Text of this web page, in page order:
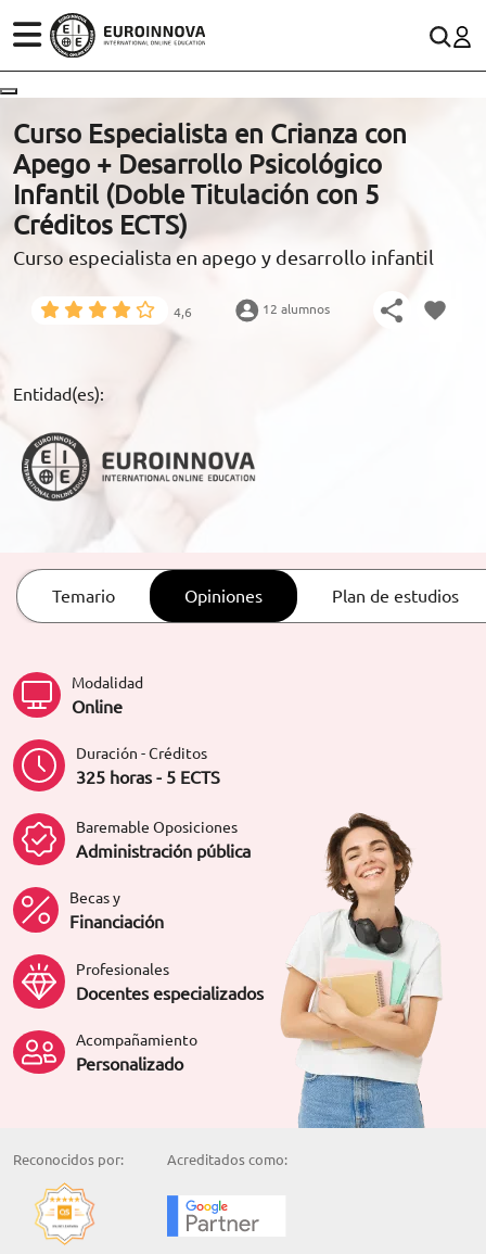
ÁREAS
ESTUDIOS
CONOCE EUROINNOVA
BECAS Y FINANCIACIÓN
ARTÍCULOS
ORIENTACIÓN LABORAL
(+34)958 050 200(gratuito en España)
900 831 200
formacion@euroinnova.com
TRABAJA CON NOSOTROS
Curso Especialista en Crianza con
Apego + Desarrollo Psicológico
Infantil (Doble Titulación con 5
Créditos ECTS)
Curso especialista en apego y desarrollo infantil
4,6 12 alumnos
Entidad(es):
Temario Opiniones Plan de estudios
Modalidad
Online
Duración - Créditos
325 horas - 5 ECTS
Baremable Oposiciones
Administración pública
Becas y
Financiación
Profesionales
Docentes especializados
Acompañamiento
Personalizado
Reconocidos por: Acreditados como: